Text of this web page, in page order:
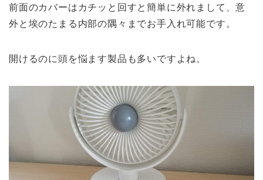
前面のカバーはカチッと回すと簡単に外れまして、意
外と埃のたまる内部の隅々までお手入れ可能です。
開けるのに頭を悩ます製品も多いですよね。